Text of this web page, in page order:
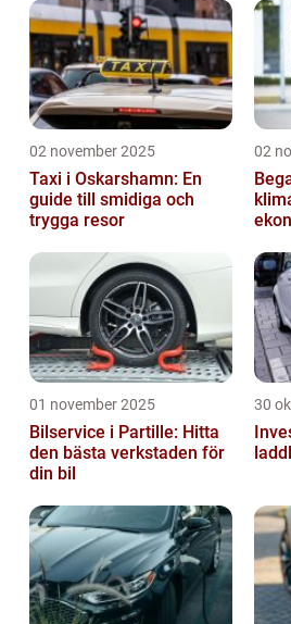
02 november 2025
Taxi i Oskarshamn: En
guide till smidiga och
trygga resor
02
01 november 2025
Bilservice i Partille: Hitta
den bästa verkstaden för
din bil
30